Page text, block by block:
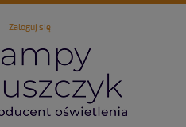
Zaloguj się